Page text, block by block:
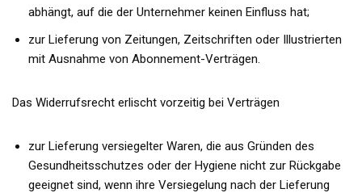
abhängt, auf die der Unternehmer keinen Einfluss hat;
zur Lieferung von Zeitungen, Zeitschriften oder Illustrierten
mit Ausnahme von Abonnement-Verträgen.
Das Widerrufsrecht erlischt vorzeitig bei Verträgen
zur Lieferung versiegelter Waren, die aus Gründen des
Gesundheitsschutzes oder der Hygiene nicht zur Rückgabe
geeignet sind, wenn ihre Versiegelung nach der Lieferung